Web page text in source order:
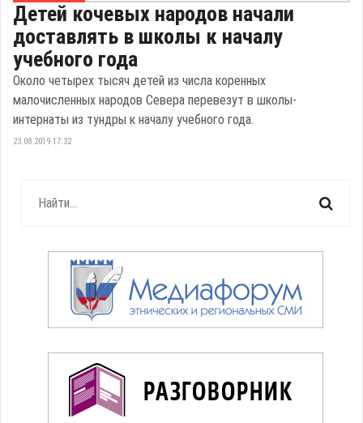
Детей кочевых народов начали
доставлять в школы к началу
учебного года
Около четырех тысяч детей из числа коренных
малочисленных народов Севера перевезут в школы-
интернаты из тундры к началу учебного года.
23.08.2019 17:32